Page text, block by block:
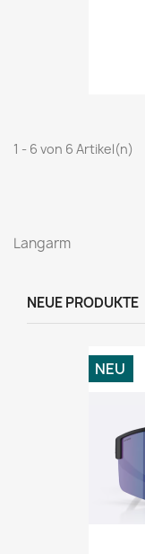
1 - 6 von 6 Artikel(n)
Langarm
NEUE PRODUKTE
NEU